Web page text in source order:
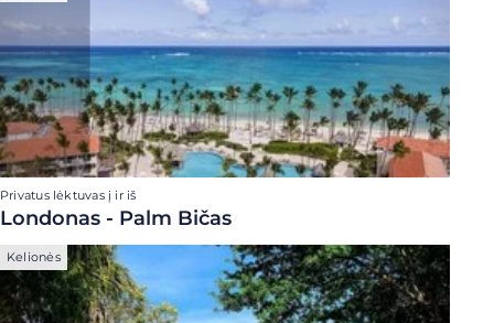
Privatus lėktuvas į ir iš
Londonas - Palm Bičas
Kelionės